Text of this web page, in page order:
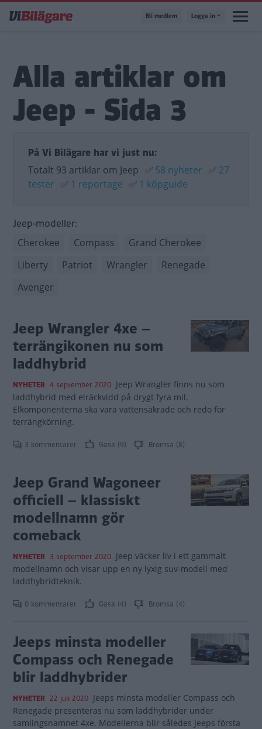
till
Bli medlem Logga in
Alla artiklar om
Jeep - Sida 3
På Vi Bilägare har vi just nu:
Totalt 93 artiklar om Jeep ✅ 58 nyheter ✅ 27
tester ✅ 1 reportage ✅ 1 köpguide
Jeep-modeller:
Cherokee Compass
Grand Cherokee
Liberty
Patriot Wrangler
Renegade
Avenger
Jeep Wrangler 4xe –
terrängikonen nu som
laddhybrid
NYHETER 4 september 2020 Jeep Wrangler finns nu som
laddhybrid med elräckvidd på drygt fyra mil.
Elkomponenterna ska vara vattensäkrade och redo för
terrängkörning.
3 kommentarer Gasa (9) Bromsa (8)
Jeep Grand Wagoneer
officiell – klassiskt
modellnamn gör
comeback
NYHETER 3 september 2020 Jeep väcker liv i ett gammalt
modellnamn och visar upp en ny lyxig suv-modell med
laddhybridteknik.
0 kommentarer Gasa (4) Bromsa (4)
Jeeps minsta modeller
Compass och Renegade
blir laddhybrider
NYHETER 22 juli 2020 Jeeps minsta modeller Compass och
Renegade presenteras nu som laddhybrider under
samlingsnamnet 4xe. Modellerna blir således Jeeps första